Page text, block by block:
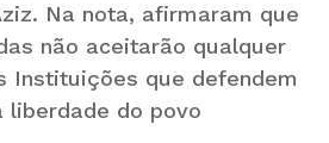
Na nota, afirmaram que
não aceitarão qualquer
Instituições que defendem
liberdade do povo